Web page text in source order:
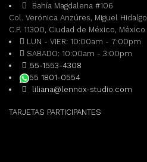
Bahía Magdalena #106
Col. Verónica Anzúres, Miguel Hidalgo
C.P. 11300, Ciudad de México, México
LUN - VIER: 10:00am - 7:00pm
SABADO: 10:00am - 3:00pm
55-1553-4308
55 1801-0554
liliana@lennox-studio.com
TARJETAS PARTICIPANTES